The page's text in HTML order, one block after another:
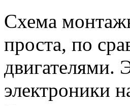
Схема
проста, по
двигателями.
электроники